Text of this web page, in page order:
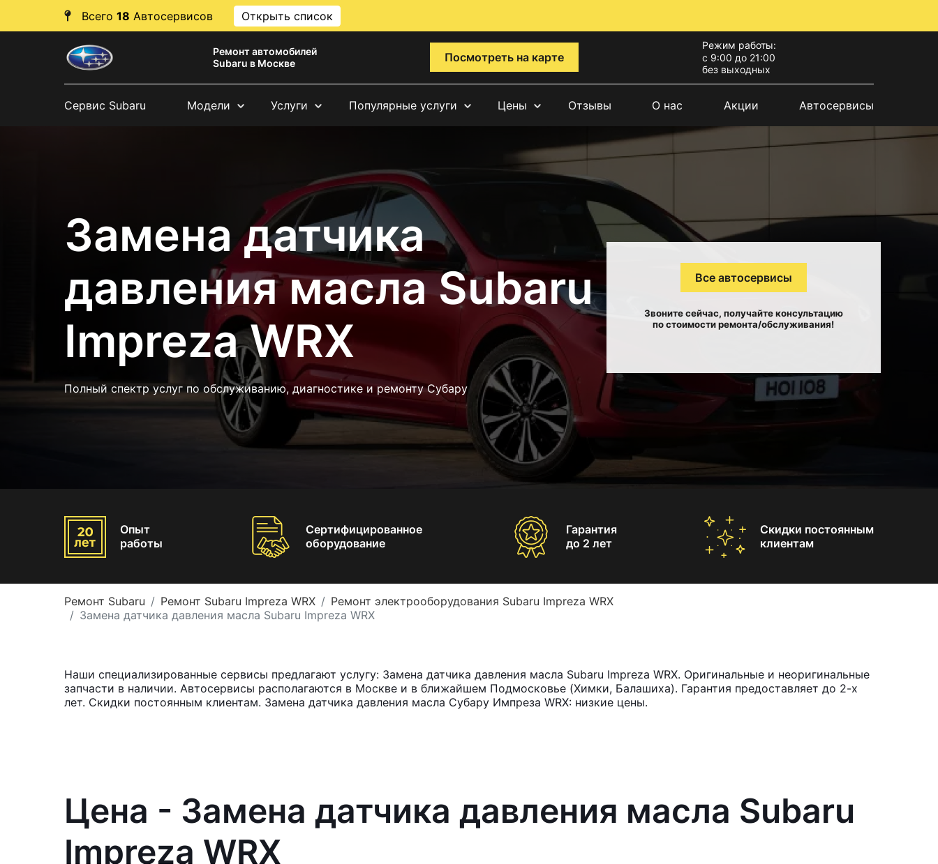
Всего 18 Автосервисов Открыть список
Ремонт автомобилей
Subaru в Москве
Посмотреть на карте
Режим работы:
с 9:00 до 21:00
без выходных
Сервис Subaru Модели Услуги Популярные услуги Цены Отзывы О нас Акции Автосервисы
Замена датчика
давления масла Subaru
Impreza WRX
Полный спектр услуг по обслуживанию, диагностике и ремонту Субару
Все автосервисы
Звоните сейчас, получайте консультацию
по стоимости ремонта/обслуживания!
Опыт
работы
Сертифицированное
оборудование
Гарантия
до 2 лет
Скидки постоянным
клиентам
Ремонт Subaru Ремонт Subaru Impreza WRX
Ремонт электрооборудования Subaru Impreza WRX
Замена датчика давления масла Subaru Impreza WRX
Наши специализированные сервисы предлагают услугу: Замена датчика давления масла Subaru Impreza WRX. Оригинальные и неоригинальные
запчасти в наличии. Автосервисы располагаются в Москве и в ближайшем Подмосковье (Химки, Балашиха). Гарантия предоставляет до 2-х
лет. Скидки постоянным клиентам. Замена датчика давления масла Субару Импреза WRX: низкие цены.
Цена - Замена датчика давления масла Subaru
Impreza WRX